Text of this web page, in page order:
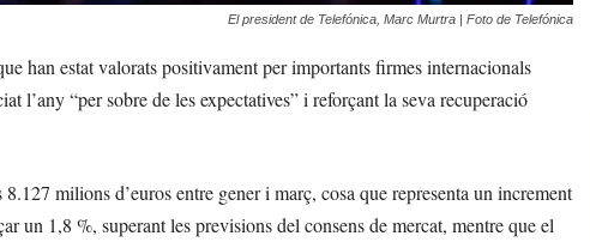
El president de Telefónica, Marc Murtra | Foto de Telefónica
han estat valorats positivament per importants firmes internacionals
l’any “per sobre de les expectatives” i reforçant la seva recuperació
milions d’euros entre gener i març, cosa que representa un increment
un 1,8 %, superant les previsions del consens de mercat, mentre que el